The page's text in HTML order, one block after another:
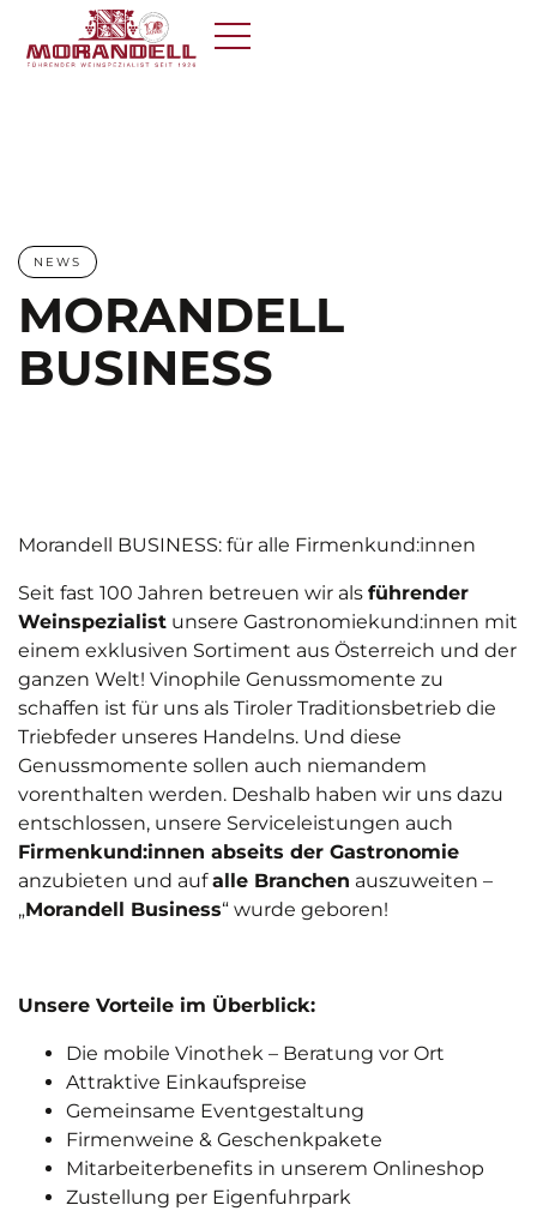
NEWS
MORANDELL
BUSINESS
Morandell BUSINESS: für alle Firmenkund:innen
Seit fast 100 Jahren betreuen wir als führender
Weinspezialist unsere Gastronomiekund:innen mit
einem exklusiven Sortiment aus Österreich und der
ganzen Welt! Vinophile Genussmomente zu
schaffen ist für uns als Tiroler Traditionsbetrieb die
Triebfeder unseres Handelns. Und diese
Genussmomente sollen auch niemandem
vorenthalten werden. Deshalb haben wir uns dazu
entschlossen, unsere Serviceleistungen auch
Firmenkund:innen abseits der Gastronomie
anzubieten und aufalle Branchen auszuweiten –
„Morandell Business“ wurde geboren!
Unsere Vorteile im Überblick:
Die mobile Vinothek – Beratung vor Ort
Attraktive Einkaufspreise
Gemeinsame Eventgestaltung
Firmenweine & Geschenkpakete
Mitarbeiterbenefits in unserem Onlineshop
Zustellung per Eigenfuhrpark